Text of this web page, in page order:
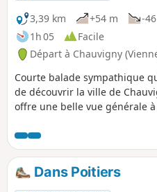
3,39 km
+54 m
-
1h 05
Facile
Départ à Chauvigny
Courte balade sympathique
de découvrir la ville de
offre une belle vue générale
le pont routier sur la Vienne et
coteaux, et le pont de la
randonnée suit une partie du
vélorail.Dans Poitiers